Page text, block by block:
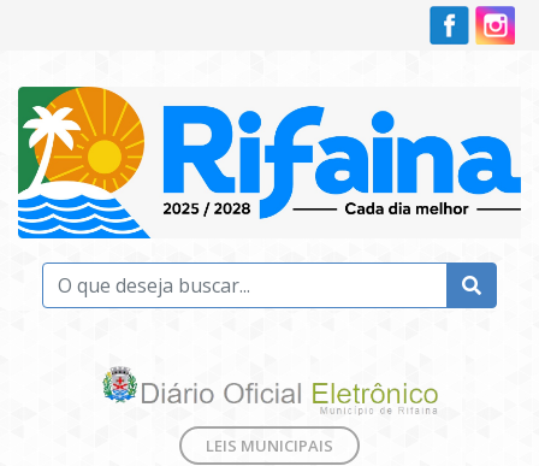
LEIS MUNICIPAIS